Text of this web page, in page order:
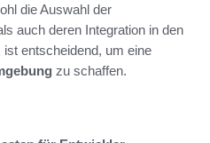
die Auswahl der
auch deren Integration in den
entscheidend, um eine
zu schaffen.